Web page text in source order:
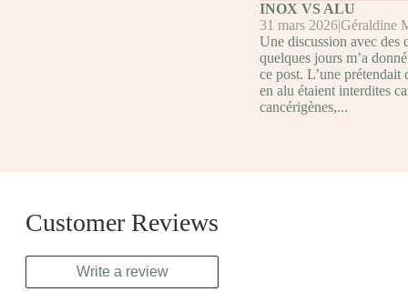
INOX VS ALU
31 mars 2026|Géraldine
Une discussion avec des
quelques jours m’a
ce post. L’une prétendait
en alu étaient interdites
cancérigènes,...
Customer Reviews
Write a review